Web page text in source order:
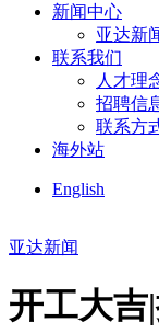
新闻中心
亚达新
联系我们
人才理
招聘信
联系方
海外站
English
亚达新闻
开工大吉